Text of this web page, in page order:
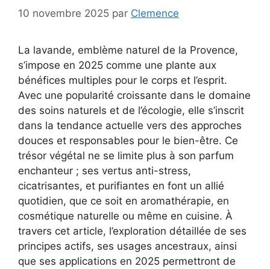
10 novembre 2025 par Clemence
La lavande, emblème naturel de la Provence,
s’impose en 2025 comme une plante aux
bénéfices multiples pour le corps et l’esprit.
Avec une popularité croissante dans le domaine
des soins naturels et de l’écologie, elle s’inscrit
dans la tendance actuelle vers des approches
douces et responsables pour le bien-être. Ce
trésor végétal ne se limite plus à son parfum
enchanteur ; ses vertus anti-stress,
cicatrisantes, et purifiantes en font un allié
quotidien, que ce soit en aromathérapie, en
cosmétique naturelle ou même en cuisine. À
travers cet article, l’exploration détaillée de ses
principes actifs, ses usages ancestraux, ainsi
que ses applications en 2025 permettront de